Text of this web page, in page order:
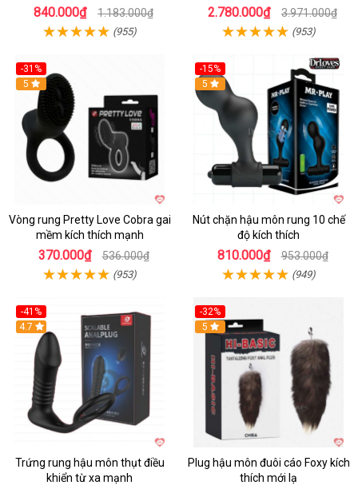
840.000₫ 1.183.000₫
(955)
2.780.000₫ 3.971.000₫
(953)
-31%
5
Vòng rung Pretty Love Cobra gai
mềm kích thích mạnh
370.000₫ 536.000₫
(953)
-15%
Hot
5
Nút chặn hậu môn rung 10 chế
độ kích thích
810.000₫ 953.000₫
(949)
-41%
Hot
4.7
Trứng rung hậu môn thụt điều
khiển từ xa mạnh
-32%
Hot
5
Plug hậu môn đuôi cáo Foxy kích
thích mới lạ